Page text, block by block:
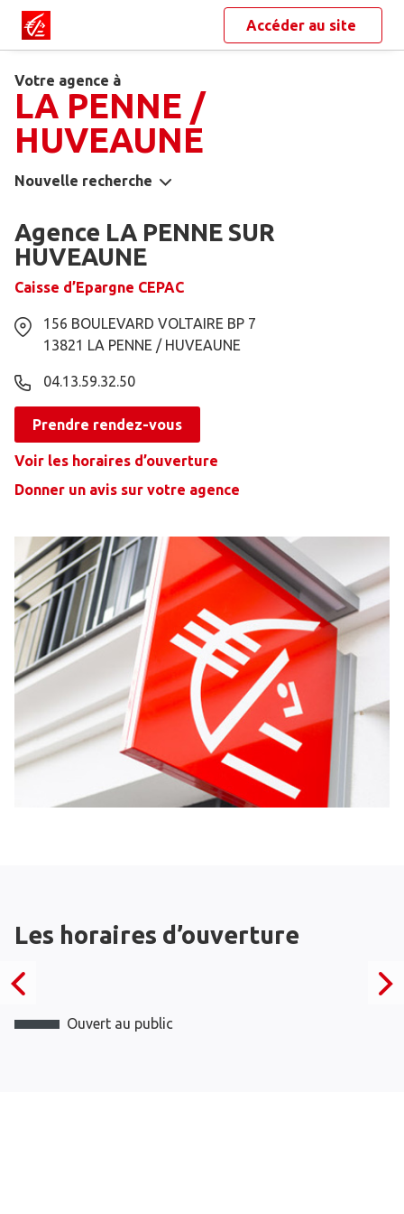
Accéder au site
Votre agence à
LA PENNE /
HUVEAUNE
Nouvelle recherche
Agence LA PENNE SUR
HUVEAUNE
Caisse d’Epargne CEPAC
156 BOULEVARD VOLTAIRE BP 7
13821 LA PENNE / HUVEAUNE
04.13.59.32.50
Prendre rendez-vous
Voir les horaires d’ouverture
Donner un avis sur votre agence
Les horaires d’ouverture
Ouvert au public